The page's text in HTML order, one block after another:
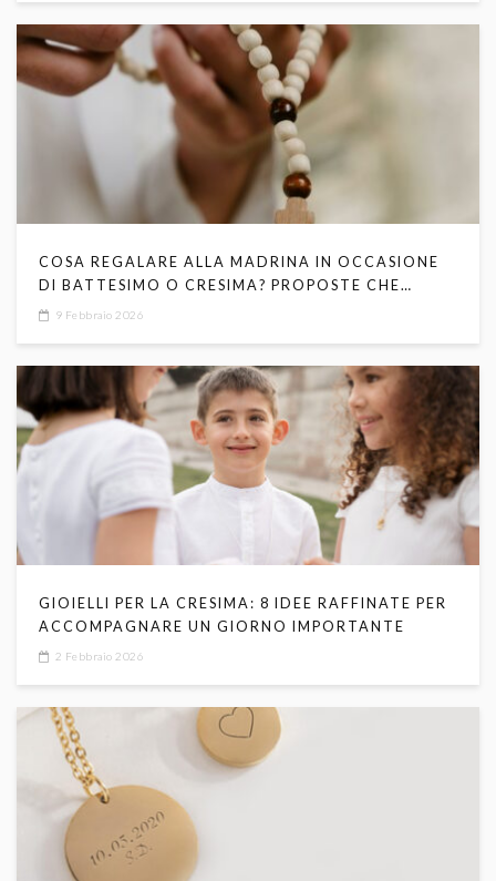
COSA REGALARE ALLA MADRINA IN OCCASIONE
DI BATTESIMO O CRESIMA? PROPOSTE CHE
EMOZIONANO
9 Febbraio 2026
GIOIELLI PER LA CRESIMA: 8 IDEE RAFFINATE PER
ACCOMPAGNARE UN GIORNO IMPORTANTE
2 Febbraio 2026